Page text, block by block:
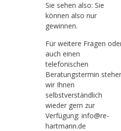
Sie sehen also: Sie
können also nur
gewinnen.
Für weitere Fragen
auch einen
telefonischen
Beratungstermin
wir Ihnen
selbstverständlich
wieder gern zur
Verfügung: info@re-
hartmann.de